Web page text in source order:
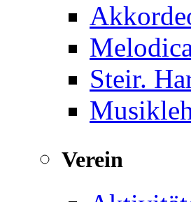
Steir.
Verein